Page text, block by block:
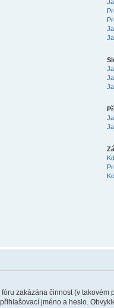
zakázána činnost (v
jméno a heslo.